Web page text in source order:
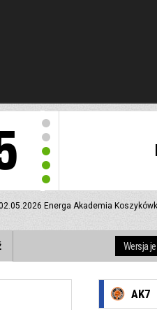
Energa Akademia
AK7